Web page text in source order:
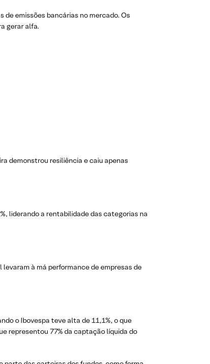
emissões bancárias no mercado. Os
gerar alfa.
demonstrou resiliência e caiu apenas
liderando a rentabilidade das categorias na
à má performance de empresas de
o Ibovespa teve alta de 11,1%, o que
representou 77% da captação líquida do